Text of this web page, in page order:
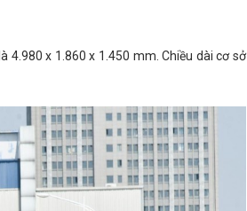
4.980 x 1.860 x 1.450 mm. Chiều dài cơ sở